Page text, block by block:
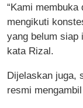
“Kami
mengikuti
yang belum siap
kata Rizal.
Dijelaskan juga,
resmi